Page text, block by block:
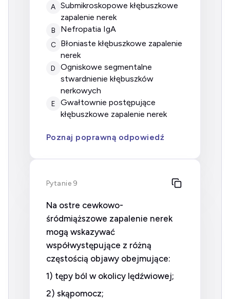
A
submikroskopowe kłębuszkowe
zapalenie nerek
B nefropatia IgA
C
błoniaste kłębuszkowe zapalenie
nerek
D
ogniskowe segmentalne
stwardnienie kłębuszków
nerkowych
E
gwałtownie postępujące
kłębuszkowe zapalenie nerek
Poznaj poprawną odpowiedź
Pytanie 9
Na ostre cewkowo-
śródmiąższowe zapalenie nerek
mogą wskazywać
współwystępujące z różną
częstością objawy obejmujące:
1) tępy ból w okolicy lędźwiowej;
2) skąpomocz;